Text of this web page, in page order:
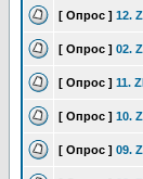
[ Опрос ] 12.
[ Опрос ] 02.
[ Опрос ] 11.
[ Опрос ] 10.
[ Опрос ] 09.